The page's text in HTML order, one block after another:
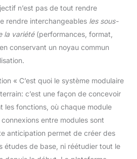
n’est pas de tout rendre
rendre interchangeables les sous-
la variété(performances, format,
conservant un noyau commun
« C’est quoi le système modulaire
c’est une façon de concevoir
les fonctions, où chaque module
entre modules sont
anticipation permet de créer des
études de base, ni réétudier tout le